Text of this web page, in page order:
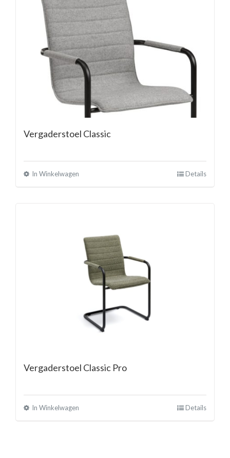
Vergaderstoel Classic
In Winkelwagen Details
Vergaderstoel Classic Pro
In Winkelwagen Details